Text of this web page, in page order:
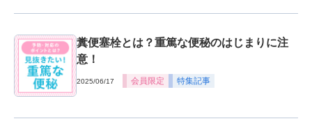
糞便塞栓とは？重篤な便秘のはじまりに注
意！
2025/06/17 会員限定 特集記事